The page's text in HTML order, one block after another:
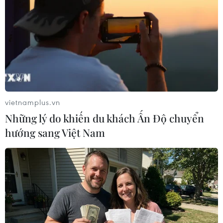
Theo dõi VietnamPlus
TIN LIÊN QUAN
vietnamplus.vn
Những lý do khiến du khách Ấn Độ chuyển
hướng sang Việt Nam